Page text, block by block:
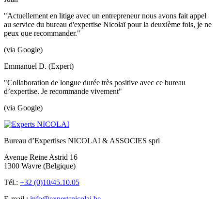
"Actuellement en litige avec un entrepreneur nous avons fait appel
au service du bureau d'expertise Nicolaï pour la deuxième fois, je ne
peux que recommander."
(via Google)
Emmanuel D. (Expert)
"Collaboration de longue durée très positive avec ce bureau
d’expertise. Je recommande vivement"
(via Google)
Bureau d’Expertises NICOLAI & ASSOCIES sprl
Avenue Reine Astrid 16
1300 Wavre (Belgique)
Tél.: +32 (0)10/45.10.05